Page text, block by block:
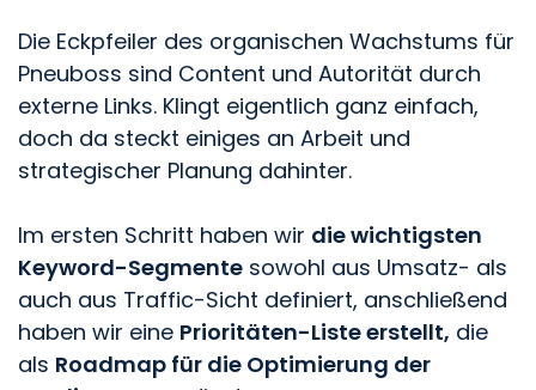
Die Eckpfeiler des organischen Wachstums für
Pneuboss sind Content und Autorität durch
externe Links. Klingt eigentlich ganz einfach,
doch da steckt einiges an Arbeit und
strategischer Planung dahinter.
Im ersten Schritt haben wir die wichtigsten
Keyword-Segmente sowohl aus Umsatz- als
auch aus Traffic-Sicht definiert, anschließend
haben wir eine Prioritäten-Liste erstellt, die
als Roadmap für die Optimierung der